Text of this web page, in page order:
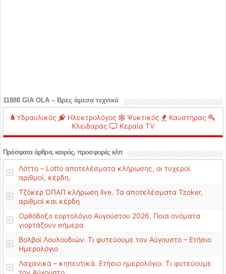
11888 GIA OLA – Βρες άμεσα τεχνικό
Υδραυλικός Ηλεκτρολόγος Ψυκτικός
Καυστήρας
Κλειδαράς
Κεραία TV
Πρόσφατα άρθρα, καιρός, προσφορές κλπ
Λόττο – Lotto αποτελέσματα κλήρωσης, οι τυχεροί
αριθμοί, κέρδη.
Τζόκερ ΟΠΑΠ κλήρωση live. Τα αποτελέσματα Tzoker,
αριθμοί και κέρδη
Ορθόδοξο εορτολόγιο Αυγούστου 2026. Ποια ονόματα
γιορτάζουν σήμερα
Βολβοί Λουλουδιών. Τι φυτεύουμε τον Αύγουστο – Ετήσιο
Ημερολόγιο
Λαχανικά – κηπευτικά. Ετήσιο ημερολόγιο. Τι φυτεύουμε
τον Αύγουστο